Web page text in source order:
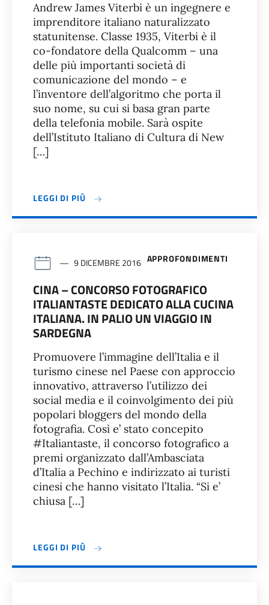
Andrew James Viterbi è un ingegnere e
imprenditore italiano naturalizzato
statunitense. Classe 1935, Viterbi è il
co-fondatore della Qualcomm – una
delle più importanti società di
comunicazione del mondo – e
l’inventore dell’algoritmo che porta il
suo nome, su cui si basa gran parte
della telefonia mobile. Sarà ospite
dell’Istituto Italiano di Cultura di New
[…]
LEGGI DI PIÙ
APPROFONDIMENTI
9 DICEMBRE 2016
CINA – CONCORSO FOTOGRAFICO
ITALIANTASTE DEDICATO ALLA CUCINA
ITALIANA. IN PALIO UN VIAGGIO IN
SARDEGNA
Promuovere l’immagine dell’Italia e il
turismo cinese nel Paese con approccio
innovativo, attraverso l’utilizzo dei
social media e il coinvolgimento dei più
popolari bloggers del mondo della
fotografia. Così e’ stato concepito
#Italiantaste, il concorso fotografico a
premi organizzato dall’Ambasciata
d’Italia a Pechino e indirizzato ai turisti
cinesi che hanno visitato l’Italia. “Si e’
chiusa […]
LEGGI DI PIÙ